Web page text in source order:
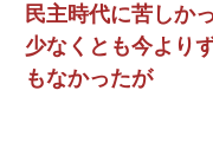
民主時代に苦しか
少なくとも今より
もなかったが